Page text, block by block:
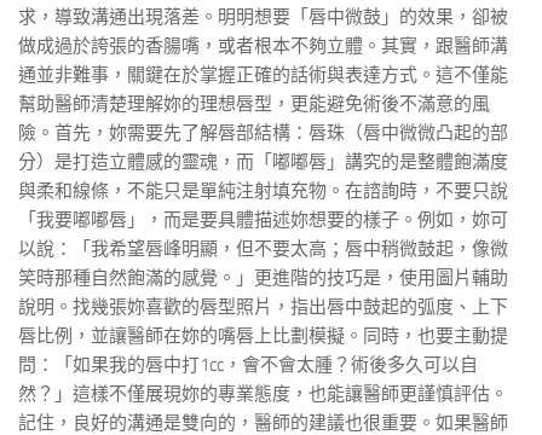
求，導致溝通出現落差。明明想要「唇中微鼓」的效果，卻被
做成過於誇張的香腸嘴，或者根本不夠立體。其實，跟醫師溝
通並非難事，關鍵在於掌握正確的話術與表達方式。這不僅能
幫助醫師清楚理解妳的理想唇型，更能避免術後不滿意的風
險。首先，妳需要先了解唇部結構：唇珠（唇中微微凸起的部
分）是打造立體感的靈魂，而「嘟嘟唇」講究的是整體飽滿度
與柔和線條，不能只是單純注射填充物。在諮詢時，不要只說
「我要嘟嘟唇」，而是要具體描述妳想要的樣子。例如，妳可
以說：「我希望唇峰明顯，但不要太高；唇中稍微鼓起，像微
笑時那種自然飽滿的感覺。」更進階的技巧是，使用圖片輔助
說明。找幾張妳喜歡的唇型照片，指出唇中鼓起的弧度、上下
唇比例，並讓醫師在妳的嘴唇上比劃模擬。同時，也要主動提
問：「如果我的唇中打1cc，會不會太腫？術後多久可以自
然？」這樣不僅展現妳的專業態度，也能讓醫師更謹慎評估。
記住，良好的溝通是雙向的，醫師的建議也很重要。如果醫師